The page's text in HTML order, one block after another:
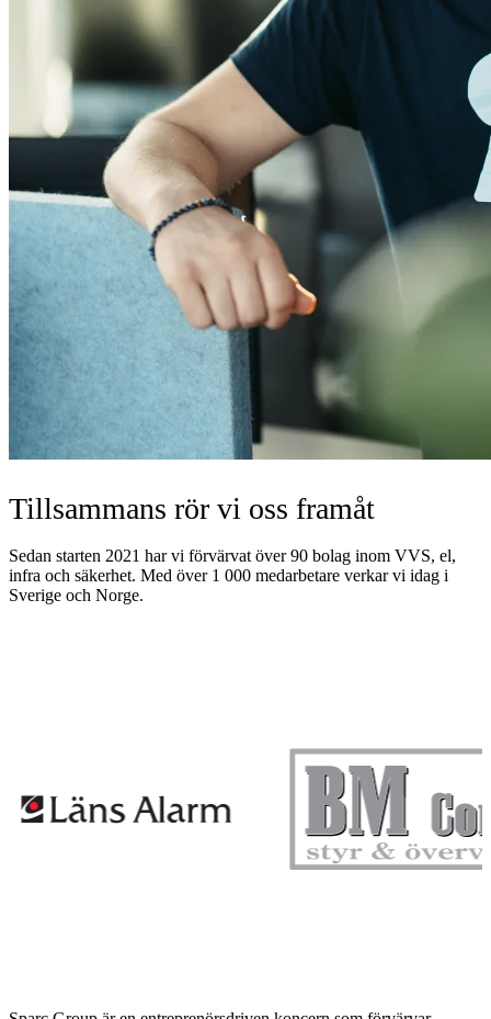
Tillsammans rör vi oss framåt
Sedan starten 2021 har vi förvärvat över 90 bolag inom VVS, el,
infra och säkerhet. Med över 1 000 medarbetare verkar vi idag i
Sverige och Norge.